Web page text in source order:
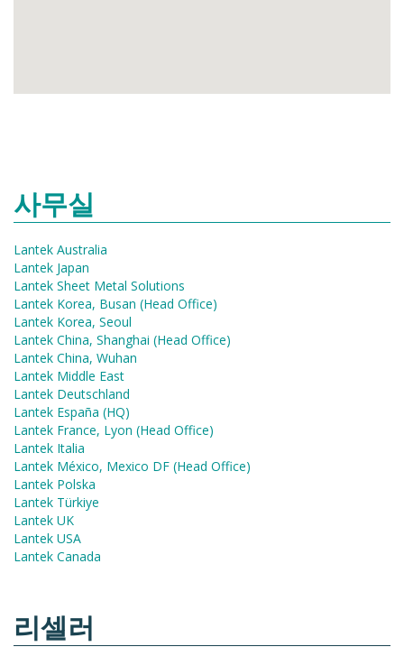
사무실
Lantek Australia
Lantek Japan
Lantek Sheet Metal Solutions
Lantek Korea, Busan (Head Office)
Lantek Korea, Seoul
Lantek China, Shanghai (Head Office)
Lantek China, Wuhan
Lantek Middle East
Lantek Deutschland
Lantek España (HQ)
Lantek France, Lyon (Head Office)
Lantek Italia
Lantek México, Mexico DF (Head Office)
Lantek Polska
Lantek Türkiye
Lantek UK
Lantek USA
Lantek Canada
리셀러